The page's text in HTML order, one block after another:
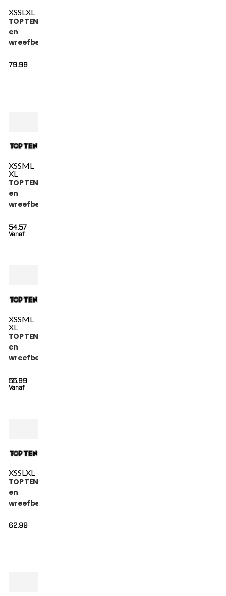
XSSL XL
TOP TEN Scheen-
en
wreefbeschermer
79.99
XSSML
XL
TOP TEN Scheen-
en
wreefbeschermer
Vanaf
54.57
XSSML
XL
TOP TEN Scheen-
en
wreefbeschermer
Vanaf
55.99
XSSLXL
TOP TEN Scheen-
en
wreefbeschermer
62.99